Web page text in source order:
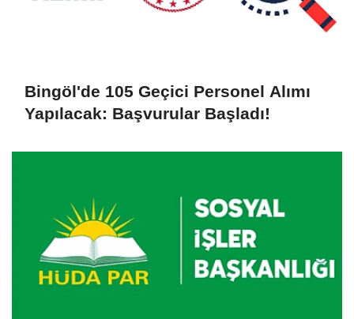
Bingöl'de 105 Geçici Personel Alımı
Yapılacak: Başvurular Başladı!